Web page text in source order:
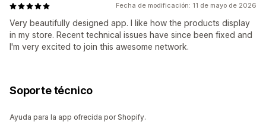
Fecha de modificación: 11 de mayo de 2026
Very beautifully designed app. I like how the products display
in my store. Recent technical issues have since been fixed and
I'm very excited to join this awesome network.
Soporte técnico
Ayuda para la app ofrecida por Shopify.